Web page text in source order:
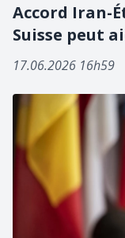
Accord Iran-
Suisse peut
17.06.2026 16h59